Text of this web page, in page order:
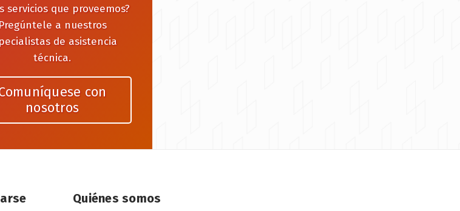
servicios que proveemos?
Pregúntele a nuestros
de asistencia
técnica.
con
nosotros
Quiénes somos